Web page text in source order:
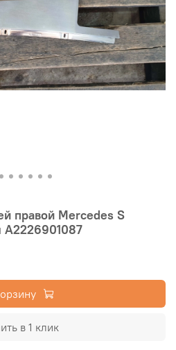
правой Mercedes S
в 1 клик